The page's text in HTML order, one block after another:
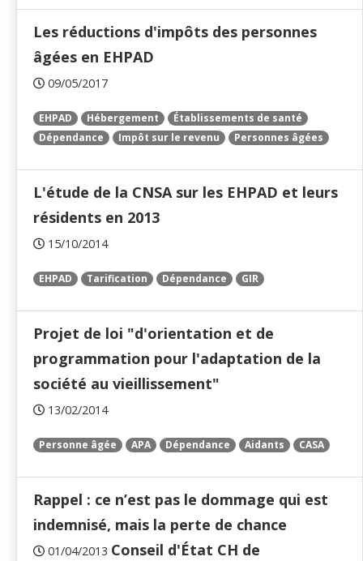
Les réductions d'impôts des personnes
âgées en EHPAD
09/05/2017
EHPAD Hébergement
Établissements de santé
Dépendance
Impôt sur le revenu Personnes âgées
L'étude de la CNSA sur les EHPAD et leurs
résidents en 2013
15/10/2014
EHPAD Tarification Dépendance GIR
Projet de loi "d'orientation et de
programmation pour l'adaptation de la
société au vieillissement"
13/02/2014
Personne âgée APA Dépendance Aidants CASA
Rappel : ce n’est pas le dommage qui est
indemnisé, mais la perte de chance
01/04/2013 Conseil d'État CH de